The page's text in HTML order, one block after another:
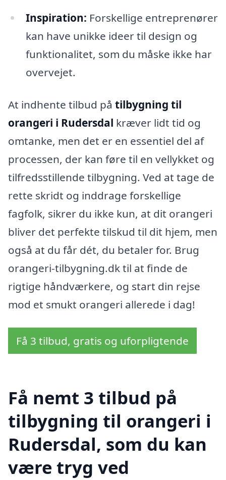
Inspiration: Forskellige entreprenører
kan have unikke ideer til design og
funktionalitet, som du måske ikke har
overvejet.
At indhente tilbud på tilbygning til
orangeri i Rudersdal kræver lidt tid og
omtanke, men det er en essentiel del af
processen, der kan føre til en vellykket og
tilfredsstillende tilbygning. Ved at tage de
rette skridt og inddrage forskellige
fagfolk, sikrer du ikke kun, at dit orangeri
bliver det perfekte tilskud til dit hjem, men
også at du får dét, du betaler for. Brug
orangeri-tilbygning.dk til at finde de
rigtige håndværkere, og start din rejse
mod et smukt orangeri allerede i dag!
Få 3 tilbud, gratis og uforpligtende
Få nemt 3 tilbud på
tilbygning til orangeri i
Rudersdal, som du kan
være tryg ved